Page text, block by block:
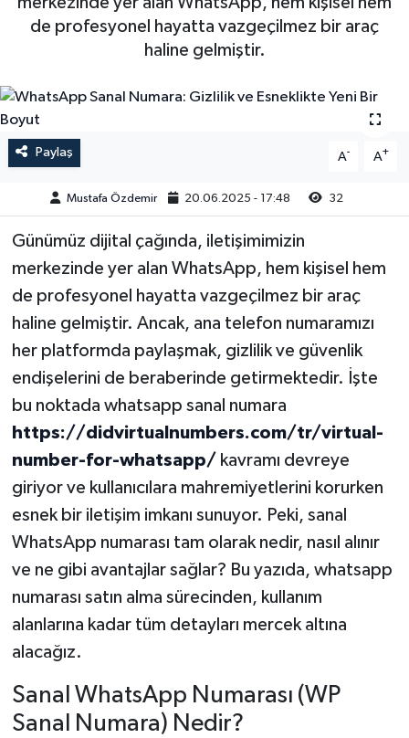
de profesyonel hayatta vazgeçilmez bir araç
haline gelmiştir.
Paylaş A- A+
Mustafa Özdemir 20.06.2025 - 17:48 32
Günümüz dijital çağında, iletişimimizin
merkezinde yer alan WhatsApp, hem kişisel hem
de profesyonel hayatta vazgeçilmez bir araç
haline gelmiştir. Ancak, ana telefon numaramızı
her platformda paylaşmak, gizlilik ve güvenlik
endişelerini de beraberinde getirmektedir. İşte
bu noktada whatsapp sanal numara
https://didvirtualnumbers.com/tr/virtual-
number-for-whatsapp/ kavramı devreye
giriyor ve kullanıcılara mahremiyetlerini korurken
esnek bir iletişim imkanı sunuyor. Peki, sanal
WhatsApp numarası tam olarak nedir, nasıl alınır
ve ne gibi avantajlar sağlar? Bu yazıda, whatsapp
numarası satın alma sürecinden, kullanım
alanlarına kadar tüm detayları mercek altına
alacağız.
Sanal WhatsApp Numarası (WP
Sanal Numara) Nedir?
Magazin
Kadın
Akhisar Emlak
Ülke
Etiketler
Duyurular
Röportaj
Dünya
Yaşam
Teknoloji
Yerel Haber
Akhisar Emlak
Ülke
Etiketler